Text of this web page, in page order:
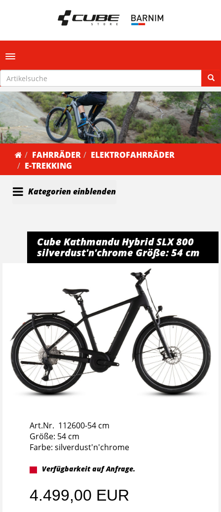
Toggle navigation
FAHRRÄDER
ELEKTROFAHRRÄDER
E-TREKKING
Kategorien einblenden
Cube Kathmandu Hybrid SLX 800
silverdust'n'chrome Größe: 54 cm
Art.Nr. 112600-54 cm
Größe: 54 cm
Farbe: silverdust'n'chrome
Verfügbarkeit auf Anfrage.
4.499,00 EUR